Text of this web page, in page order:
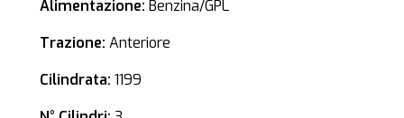
Alimentazione: Benzina/GPL
Trazione: Anteriore
Cilindrata: 1199